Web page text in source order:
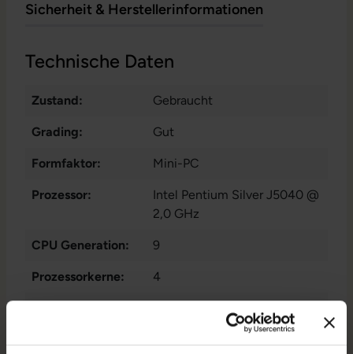
Sicherheit & Herstellerinformationen
Technische Daten
Zustand: Gebraucht
Grading: Gut
Formfaktor: Mini-PC
Prozessor:
Intel Pentium Silver J5040 @
2,0 GHz
CPU Generation: 9
Prozessorkerne: 4